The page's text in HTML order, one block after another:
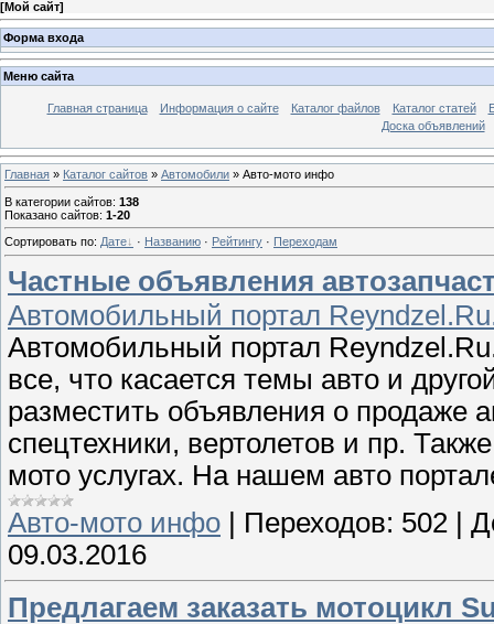
[Мой сайт]
Форма входа
Меню сайта
Главная страница Информация о сайте Каталог файлов Каталог статей
Доска объявлений
Главная » Каталог сайтов » Автомобили » Авто-мото инфо
В категории сайтов: 138
Показано сайтов: 1-20
Сортировать по: Дате · Названию · Рейтингу · Переходам
Частные объявления
Автомобильный портал
Автомобильный портал
все, что касается темы авто и
разместить объявления о продаже
спецтехники, вертолетов и пр.
мото услугах. На нашем авто
Авто-мото инфо
Переходов: 502
09.03.2016
Предлагаем заказать мотоцикл